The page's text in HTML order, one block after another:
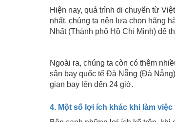
Hiện nay, quá trình di chuyển từ
nhất, chúng ta nên lựa chọn hãng
Nhất (Thành phố Hồ Chí Minh) để
Ngoài ra, chúng ta còn có thêm
sân bay quốc tế Đà Nẵng (Đà
gian bay lên đến 24 giờ.
4. Một số lợi ích khác khi làm việc